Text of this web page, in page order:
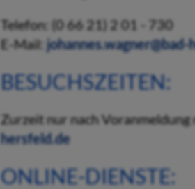
Telefon: (0 66 21) 2 01 - 730
E-Mail:
BESUCHSZEITEN:
Zurzeit nur nach
hersfeld.de
ONLINE-DIENSTE: